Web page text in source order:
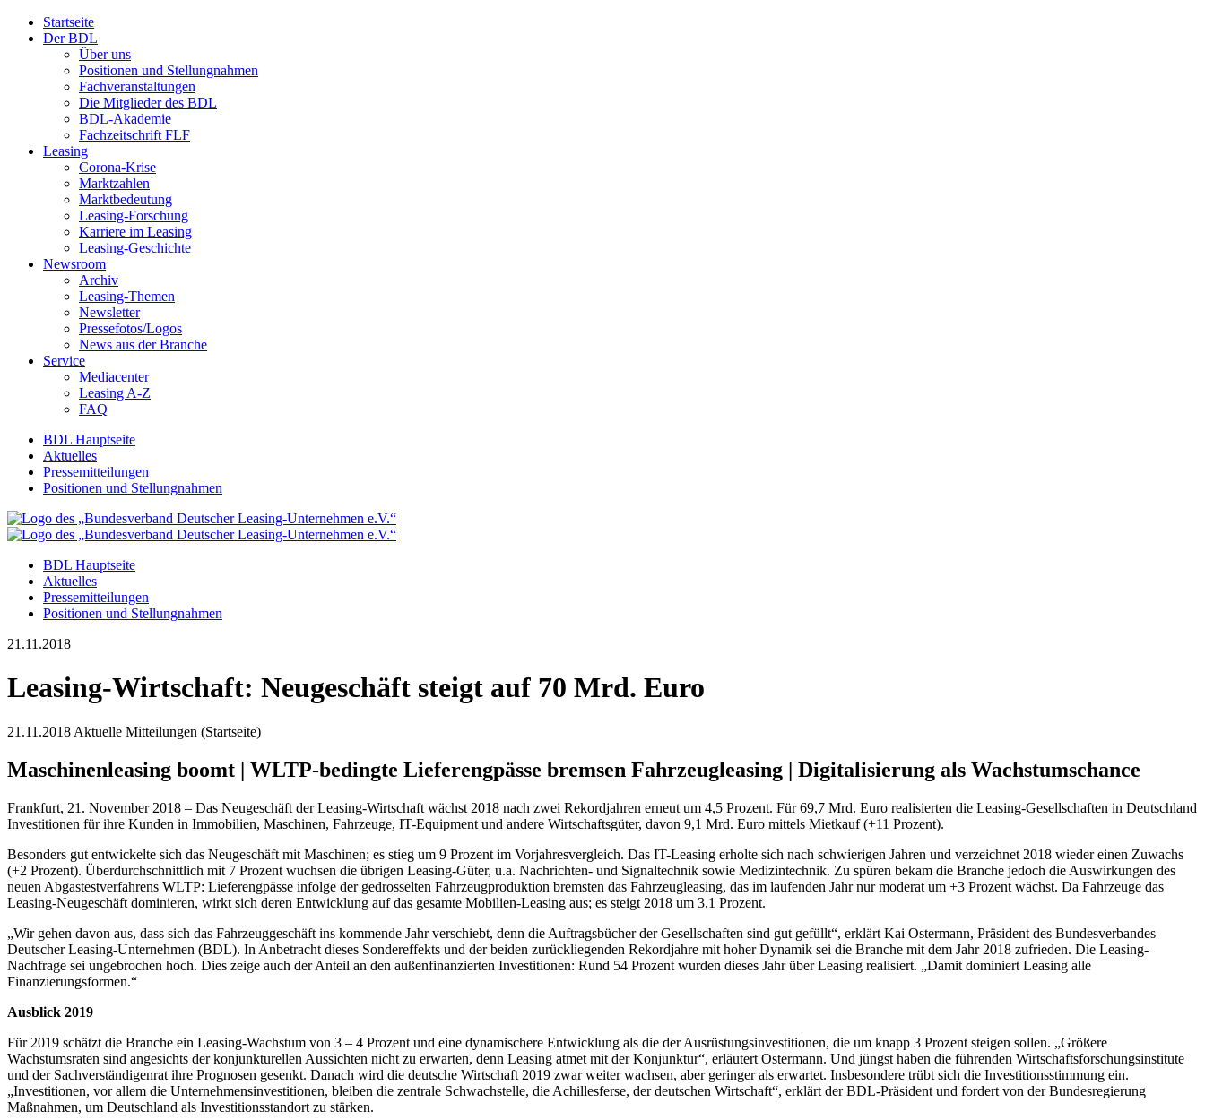
Startseite
Der BDL
Über uns
Positionen und Stellungnahmen
Fachveranstaltungen
Die Mitglieder des BDL
BDL-Akademie
Fachzeitschrift FLF
Leasing
Corona-Krise
Marktzahlen
Marktbedeutung
Leasing-Forschung
Karriere im Leasing
Leasing-Geschichte
Newsroom
Archiv
Leasing-Themen
Newsletter
Pressefotos/Logos
News aus der Branche
Service
Mediacenter
Leasing A-Z
FAQ
BDL Hauptseite
Aktuelles
Pressemitteilungen
Positionen und Stellungnahmen
BDL Hauptseite
Aktuelles
Pressemitteilungen
Positionen und Stellungnahmen
21.11.2018
Leasing-Wirtschaft: Neugeschäft steigt auf 70 Mrd. Euro
21.11.2018 Aktuelle Mitteilungen (Startseite)
Maschinenleasing boomt | WLTP-bedingte Lieferengpässe bremsen Fahrzeugleasing | Digitalisierung als Wachstumschance
Frankfurt, 21. November 2018 – Das Neugeschäft der Leasing-Wirtschaft wächst 2018 nach zwei Rekordjahren erneut um 4,5 Prozent. Für 69,7 Mrd. Euro realisierten die Leasing-Gesellschaften in Deutschland
Investitionen für ihre Kunden in Immobilien, Maschinen, Fahrzeuge, IT-Equipment und andere Wirtschaftsgüter, davon 9,1 Mrd. Euro mittels Mietkauf (+11 Prozent).
Besonders gut entwickelte sich das Neugeschäft mit Maschinen; es stieg um 9 Prozent im Vorjahresvergleich. Das IT-Leasing erholte sich nach schwierigen Jahren und verzeichnet 2018 wieder einen Zuwachs
(+2 Prozent). Überdurchschnittlich mit 7 Prozent wuchsen die übrigen Leasing-Güter, u.a. Nachrichten- und Signaltechnik sowie Medizintechnik. Zu spüren bekam die Branche jedoch die Auswirkungen des
neuen Abgastestverfahrens WLTP: Lieferengpässe infolge der gedrosselten Fahrzeugproduktion bremsten das Fahrzeugleasing, das im laufenden Jahr nur moderat um +3 Prozent wächst. Da Fahrzeuge das
Leasing-Neugeschäft dominieren, wirkt sich deren Entwicklung auf das gesamte Mobilien-Leasing aus; es steigt 2018 um 3,1 Prozent.
„Wir gehen davon aus, dass sich das Fahrzeuggeschäft ins kommende Jahr verschiebt, denn die Auftragsbücher der Gesellschaften sind gut gefüllt“, erklärt Kai Ostermann, Präsident des Bundesverbandes
Deutscher Leasing-Unternehmen (BDL). In Anbetracht dieses Sondereffekts und der beiden zurückliegenden Rekordjahre mit hoher Dynamik sei die Branche mit dem Jahr 2018 zufrieden. Die Leasing-
Nachfrage sei ungebrochen hoch. Dies zeige auch der Anteil an den außenfinanzierten Investitionen: Rund 54 Prozent wurden dieses Jahr über Leasing realisiert. „Damit dominiert Leasing alle
Finanzierungsformen.“
Ausblick 2019
Für 2019 schätzt die Branche ein Leasing-Wachstum von 3 – 4 Prozent und eine dynamischere Entwicklung als die der Ausrüstungsinvestitionen, die um knapp 3 Prozent steigen sollen. „Größere
Wachstumsraten sind angesichts der konjunkturellen Aussichten nicht zu erwarten, denn Leasing atmet mit der Konjunktur“, erläutert Ostermann. Und jüngst haben die führenden Wirtschaftsforschungsinstitute
und der Sachverständigenrat ihre Prognosen gesenkt. Danach wird die deutsche Wirtschaft 2019 zwar weiter wachsen, aber geringer als erwartet. Insbesondere trübt sich die Investitionsstimmung ein.
„Investitionen, vor allem die Unternehmensinvestitionen, bleiben die zentrale Schwachstelle, die Achillesferse, der deutschen Wirtschaft“, erklärt der BDL-Präsident und fordert von der Bundesregierung
Maßnahmen, um Deutschland als Investitionsstandort zu stärken.